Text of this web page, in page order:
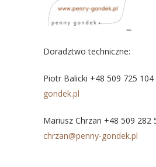
Doradztwo techniczne:
Piotr Balicki +48 509 725 104
gondek.pl
Mariusz Chrzan +48 509 282
chrzan@penny-gondek.pl